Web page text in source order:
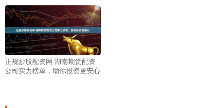
正规炒股配资网 湖南期货配资
公司实力榜单，助你投资更安心